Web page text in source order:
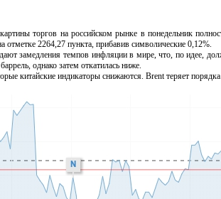
торгов на российском рынке в понедельник
отметке 2264,27 пункта, прибавив символические 0,12%.
темпов инфляции в мире, что, по идее,
однако затем откатилась ниже.
китайские индикаторы снижаются. Brent теряет порядка